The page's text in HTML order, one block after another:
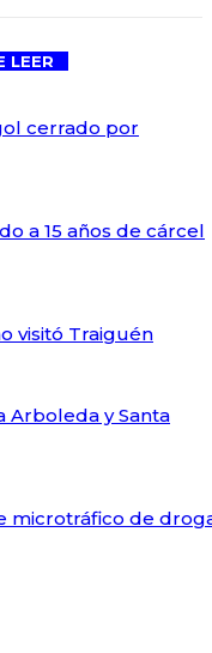
LEER
cerrado por
a 15 años de cárcel
visitó Traiguén
Arboleda y Santa
microtráfico de